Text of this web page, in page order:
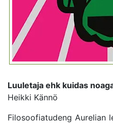
Luuletaja ehk kuidas
Heikki Kännö
Filosoofiatudeng Aurelian